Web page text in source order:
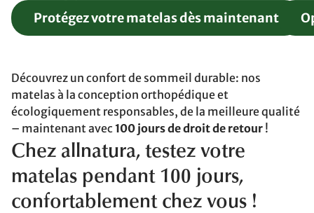
Protégez votre matelas dès maintenant
Découvrez un confort de sommeil durable: nos
matelas à la conception orthopédique et
écologiquement responsables, de la meilleure qualité
– maintenant avec 100 jours de droit de retour !
Chez allnatura, testez votre
matelas pendant 100 jours,
confortablement chez vous !